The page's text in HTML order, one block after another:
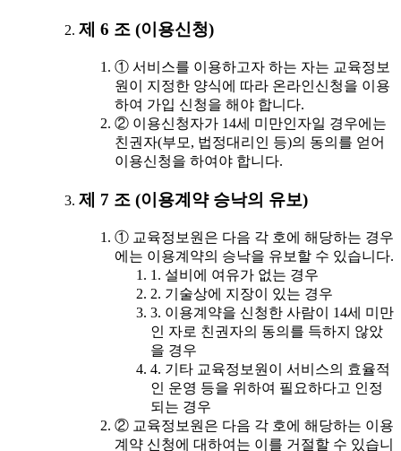
제 6 조 (이용신청)
① 서비스를 이용하고자 하는 자는 교육정보
원이 지정한 양식에 따라 온라인신청을 이용
하여 가입 신청을 해야 합니다.
② 이용신청자가 14세 미만인자일 경우에는
친권자(부모, 법정대리인 등)의 동의를 얻어
이용신청을 하여야 합니다.
제 7 조 (이용계약 승낙의 유보)
① 교육정보원은 다음 각 호에 해당하는 경우
에는 이용계약의 승낙을 유보할 수 있습니다.
1. 설비에 여유가 없는 경우
2. 기술상에 지장이 있는 경우
3. 이용계약을 신청한 사람이 14세 미만
인 자로 친권자의 동의를 득하지 않았
을 경우
4. 기타 교육정보원이 서비스의 효율적
인 운영 등을 위하여 필요하다고 인정
되는 경우
② 교육정보원은 다음 각 호에 해당하는 이용
계약 신청에 대하여는 이를 거절할 수 있습니